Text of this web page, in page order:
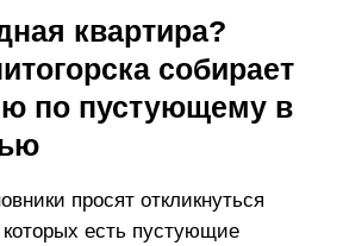
квартира?
собирает
по пустующему в
просят откликнуться
есть пустующие